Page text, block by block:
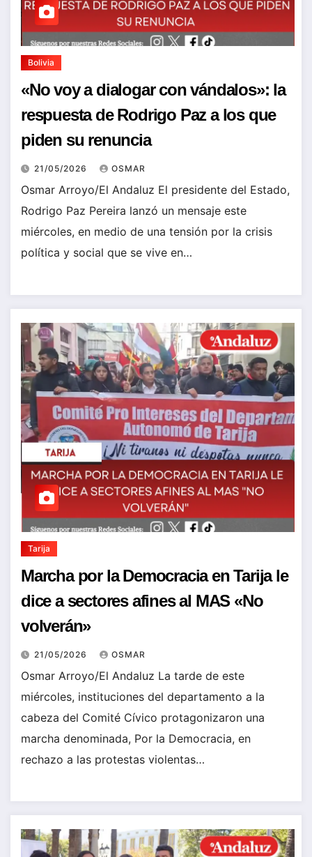
Bolivia
«No voy a dialogar con vándalos»: la
respuesta de Rodrigo Paz a los que
piden su renuncia
21/05/2026 OSMAR
Osmar Arroyo/El Andaluz El presidente del Estado,
Rodrigo Paz Pereira lanzó un mensaje este
miércoles, en medio de una tensión por la crisis
política y social que se vive en…
Tarija
Marcha por la Democracia en Tarija le
dice a sectores afines al MAS «No
volverán»
21/05/2026 OSMAR
Osmar Arroyo/El Andaluz La tarde de este
miércoles, instituciones del departamento a la
cabeza del Comité Cívico protagonizaron una
marcha denominada, Por la Democracia, en
rechazo a las protestas violentas…